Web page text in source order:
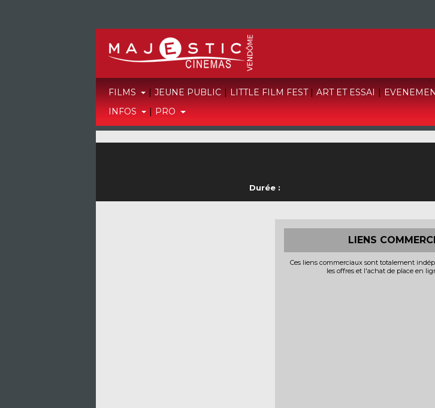
FILMS | JEUNE PUBLIC | LITTLE FILM FEST | ART ET ESSAI |
INFOS
| PRO
Durée :
LIENS
Ces liens commerciaux sont totalement
les offres et l'achat de place en